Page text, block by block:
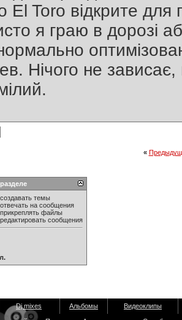
El Toro відкрите
я граю в дорозі
Нічого не зависає,
«
создавать темы
отвечать на сообщения
прикреплять файлы
редактировать сообщения
Dj mixes Альбомы Видеоклипы